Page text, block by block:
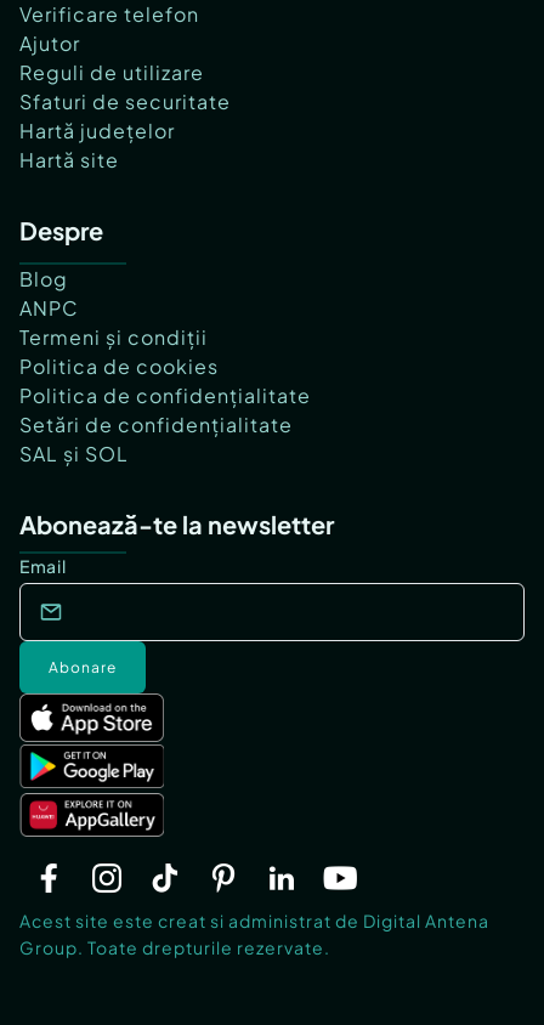
Verificare telefon
Ajutor
Reguli de utilizare
Sfaturi de securitate
Hartă județelor
Hartă site
Despre
Blog
ANPC
Termeni și condiții
Politica de cookies
Politica de confidențialitate
Setări de confidențialitate
SAL și SOL
Abonează-te la newsletter
Email
Abonare
Acest site este creat si administrat de Digital Antena
Group. Toate drepturile rezervate.